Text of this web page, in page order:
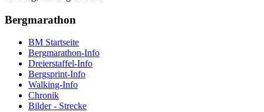
Bergmarathon
BM Startseite
Bergmarathon-Info
Dreierstaffel-Info
Bergsprint-Info
Walking-Info
Chronik
Bilder - Strecke